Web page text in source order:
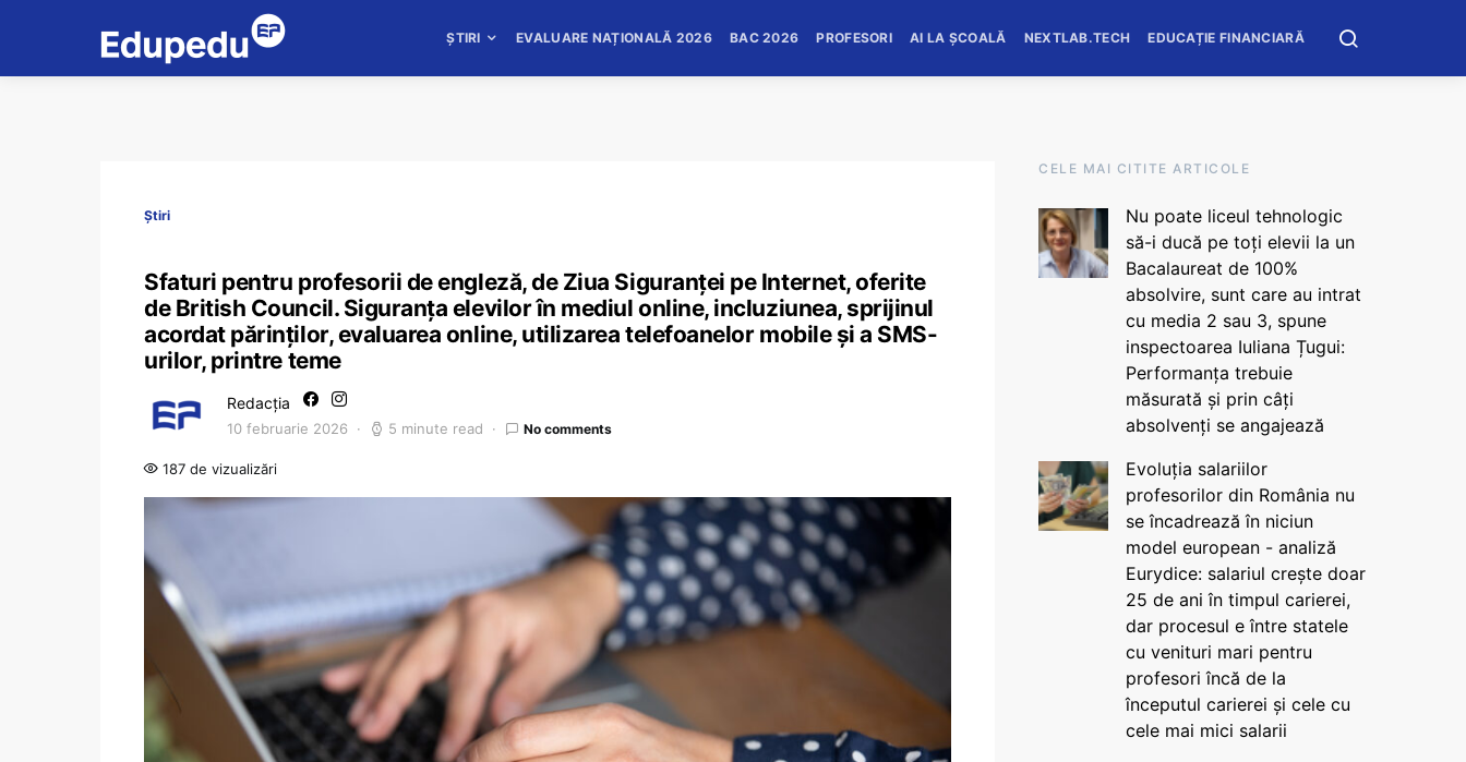
ȘTIRI EVALUARE NAȚIONALĂ 2026 BAC 2026 PROFESORI AI LA ȘCOALĂ NEXTLAB.TECH EDUCAȚIE FINANCIARĂ
Știri
Sfaturi pentru profesorii de engleză, de Ziua Siguranței pe Internet, oferite
de British Council. Siguranța elevilor în mediul online, incluziunea, sprijinul
acordat părinților, evaluarea online, utilizarea telefoanelor mobile și a SMS-
urilor, printre teme
Redacția
10 februarie 2026 5 minute read No comments
187 de vizualizări
CELE MAI CITITE ARTICOLE
Nu poate liceul tehnologic
să-i ducă pe toți elevii la un
Bacalaureat de 100%
absolvire, sunt care au intrat
cu media 2 sau 3, spune
inspectoarea Iuliana Țugui:
Performanța trebuie
măsurată și prin câți
absolvenți se angajează
Evoluția salariilor
profesorilor din România nu
se încadrează în niciun
model european - analiză
Eurydice: salariul crește doar
25 de ani în timpul carierei,
dar procesul e între statele
cu venituri mari pentru
profesori încă de la
începutul carierei și cele cu
cele mai mici salarii